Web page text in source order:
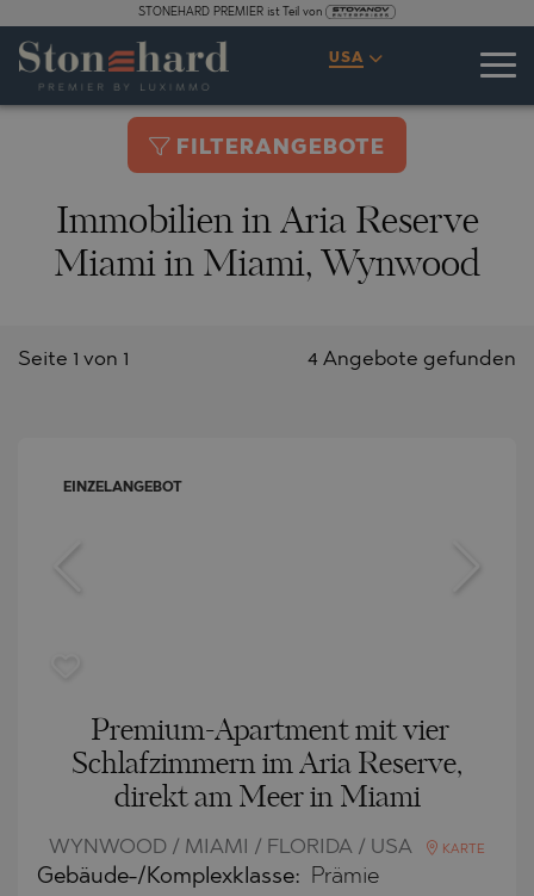
STONEHARD PREMIER ist Teil von
USA
FILTERANGEBOTE
Immobilien in Aria Reserve
Miami in Miami, Wynwood
4 Angebote gefunden
Seite 1 von 1
EINZELANGEBOT
Premium-Apartment mit vier
Schlafzimmern im Aria Reserve,
direkt am Meer in Miami
WYNWOOD / MIAMI / FLORIDA / USA KARTE
Gebäude-/Komplexklasse: Prämie